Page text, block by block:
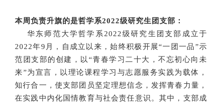
本周负责升旗的是哲学系2022级研究生团支部：
华东师范大学哲学系2022级研究生团支部成立于
2022年9月，自成立以来，始终积极开展“一团一品”示
范团支部的创建，以“青春学习二十大，不忘初心向未
来”为宣言，以理论课程学习与志愿服务实践为载体，
知行合一，使支部团员坚定理想信念，发挥青春力量，
在实践中内化国情教育与社会责任意识。其中，支部成